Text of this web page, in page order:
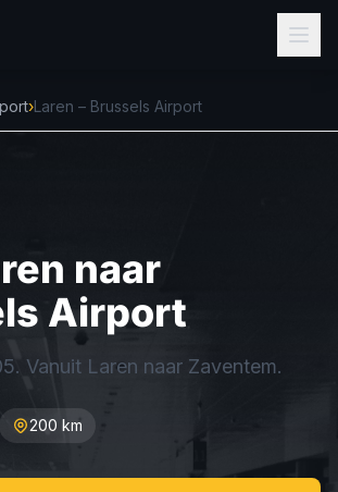
›Laren – Brussels Airport
naar
Airport
Vanuit Laren naar Zaventem.
200 km